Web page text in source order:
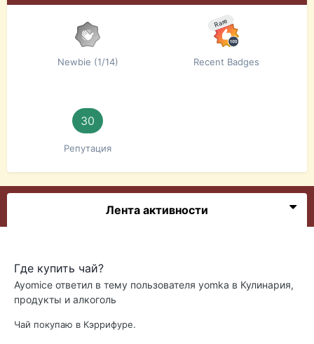
Newbie (1/14)
Rare
Recent Badges
30
Репутация
Лента активности
Где купить чай?
Ayomice ответил в тему пользователя yomka в Кулинария,
продукты и алкоголь
Чай покупаю в Кэррифуре.